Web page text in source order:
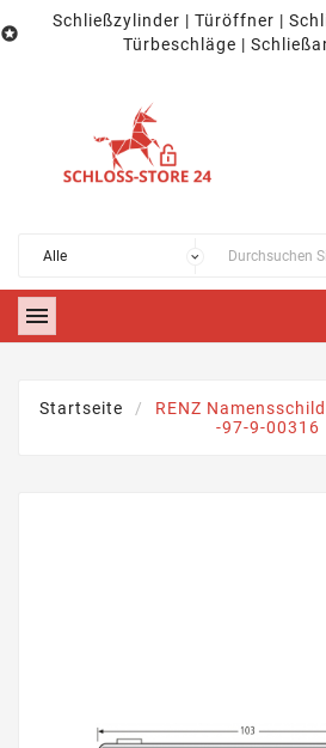

Schließzylinder | Türöffner |
Türbeschläge |

Startseite
RENZ
-97-9-00316